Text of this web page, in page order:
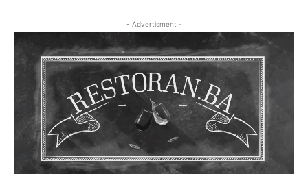
- Advertisment -